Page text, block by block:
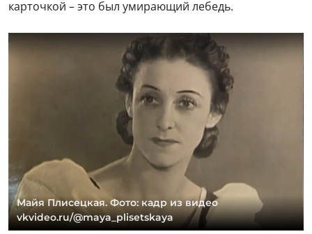
карточкой – это был умирающий лебедь.
Майя Плисецкая. Фото: кадр из видео
vkvideo.ru/@maya_plisetskaya